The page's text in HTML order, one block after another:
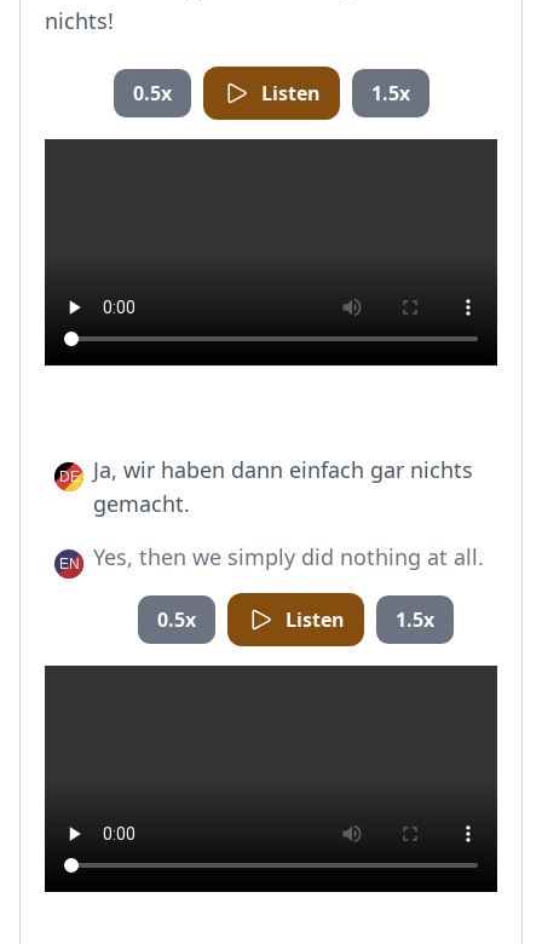
nichts!
0.5x Listen 1.5x
Ja, wir haben dann einfach gar nichts
gemacht.
Yes, then we simply did nothing at all.
0.5x Listen 1.5x